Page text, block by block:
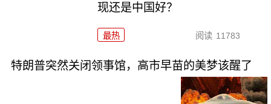
现还是中国好？
最热 阅读 11783
特朗普突然关闭领事馆，高市早苗的美梦该醒了